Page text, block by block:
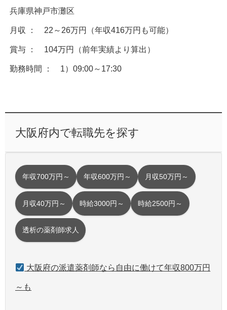
兵庫県神戸市灘区
月収 ： 22～26万円（年収416万円も可能）
賞与 ： 104万円（前年実績より算出）
勤務時間 ： 1）09:00～17:30
大阪府内で転職先を探す
年収700万円～ 年収600万円～ 月収50万円～
月収40万円～ 時給3000円～ 時給2500円～
透析の薬剤師求人
大阪府の派遣薬剤師なら自由に働けて年収800万円
～も